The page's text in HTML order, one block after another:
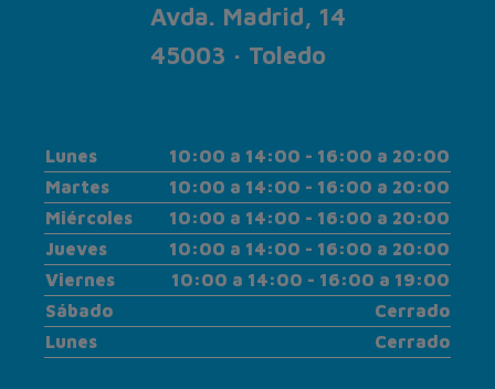
Avda. Madrid, 14
45003 · Toledo
Lunes
10:00 a 14:00 - 16:00 a 20:00
Martes
10:00 a 14:00 - 16:00 a 20:00
Miércoles
10:00 a 14:00 - 16:00 a 20:00
Jueves
10:00 a 14:00 - 16:00 a 20:00
Viernes
10:00 a 14:00 - 16:00 a 19:00
Sábado
Cerrado
Lunes
Cerrado